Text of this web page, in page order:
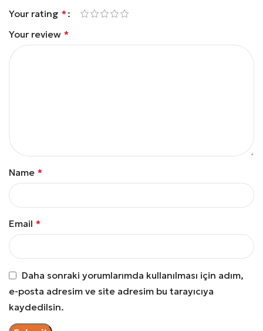
Your rating *
Your review *
Name *
Email *
Daha sonraki yorumlarımda kullanılması için adım,
e-posta adresim ve site adresim bu tarayıcıya
kaydedilsin.